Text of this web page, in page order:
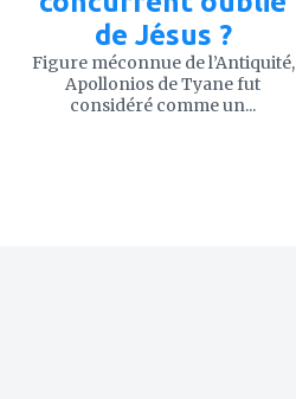
de Jésus ?
Figure méconnue de l’Antiquité,
Apollonios de Tyane fut
considéré comme un...